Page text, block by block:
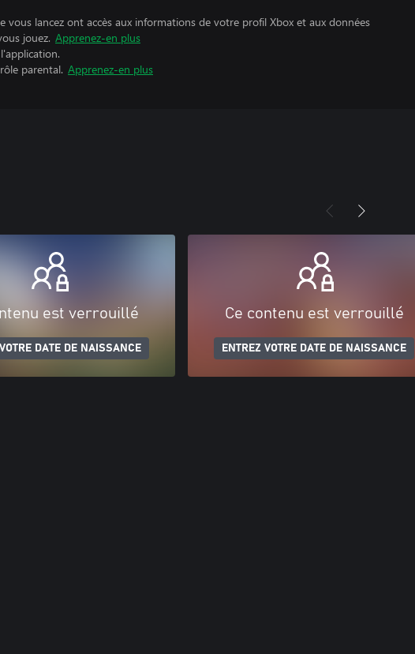
vous lancez ont accès aux informations de votre profil Xbox et aux données
jouez. Apprenez-en plus
parental. Apprenez-en plus
est verrouillé
DATE DE NAISSANCE
Ce contenu est verrouillé
ENTREZ VOTRE DATE DE NAISSANCE